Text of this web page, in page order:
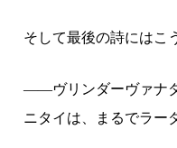
そして最後の詩にはこ
――ヴリンダーヴァナ
ニタイは、まるでラー